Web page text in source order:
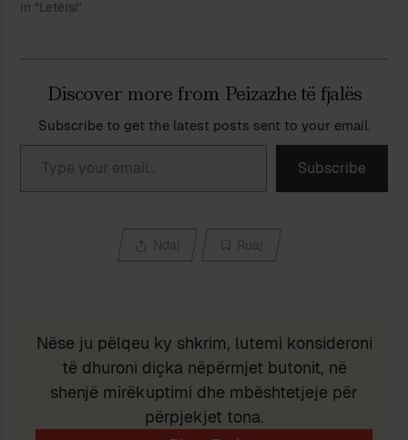
In "Letërsi"
Discover more from Peizazhe të fjalës
Subscribe to get the latest posts sent to your email.
Type your email…
Subscribe
Ndaj Ruaj
Nëse ju pëlqeu ky shkrim, lutemi konsideroni
të dhuroni diçka nëpërmjet butonit, në
shenjë mirëkuptimi dhe mbështetjeje për
përpjekjet tona.